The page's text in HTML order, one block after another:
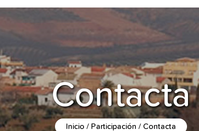
Contacta
Inicio Participación Contacta